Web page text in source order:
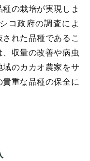
の栽培が実現しま
コ政府の調査によ
れた品種であるこ
収量の改善や病虫
のカカオ農家をサ
重な品種の保全に